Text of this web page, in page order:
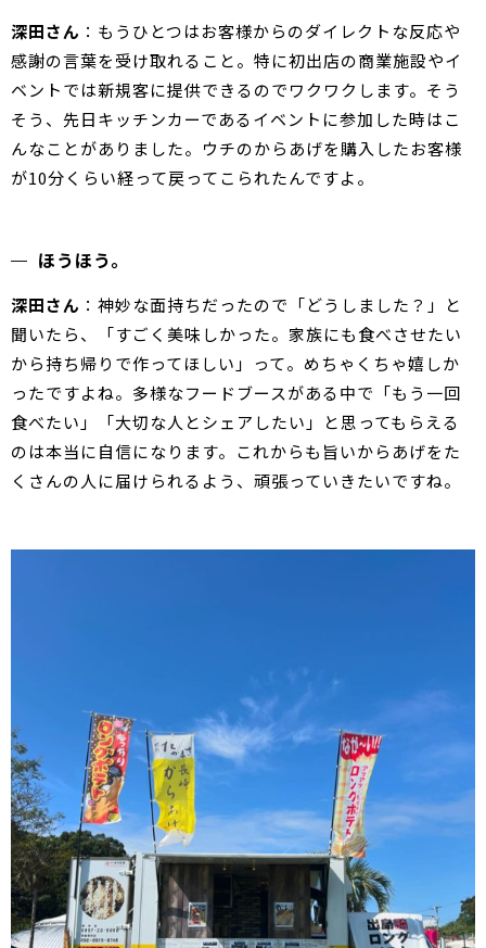
深田さん ：もうひとつはお客様からのダイレクトな反応や
感謝の言葉を受け取れること。特に初出店の商業施設やイ
ベントでは新規客に提供できるのでワクワクします。そう
そう、先日キッチンカーであるイベントに参加した時はこ
んなことがありました。ウチのからあげを購入したお客様
が10分くらい経って戻ってこられたんですよ。
ほうほう。
深田さん ：神妙な面持ちだったので「どうしました？」と
聞いたら、「すごく美味しかった。家族にも食べさせたい
から持ち帰りで作ってほしい」って。めちゃくちゃ嬉しか
ったですよね。多様なフードブースがある中で「もう一回
食べたい」「大切な人とシェアしたい」と思ってもらえる
のは本当に自信になります。これからも旨いからあげをた
くさんの人に届けられるよう、頑張っていきたいですね。